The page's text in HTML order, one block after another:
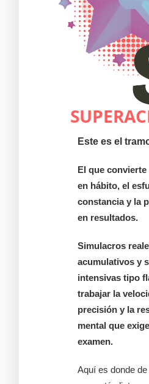
Este es el
El que
en hábito, el
constancia y la
en resultados.
Simulacros
acumulativos y
intensivas tipo
trabajar la
precisión y la
mental que
examen.
Aquí es donde